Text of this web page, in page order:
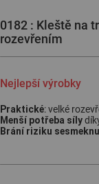
0182 : Kleště na
rozevřením
Nejlepší výrobky
Praktické: velké
Menší potřeba síly
Brání riziku